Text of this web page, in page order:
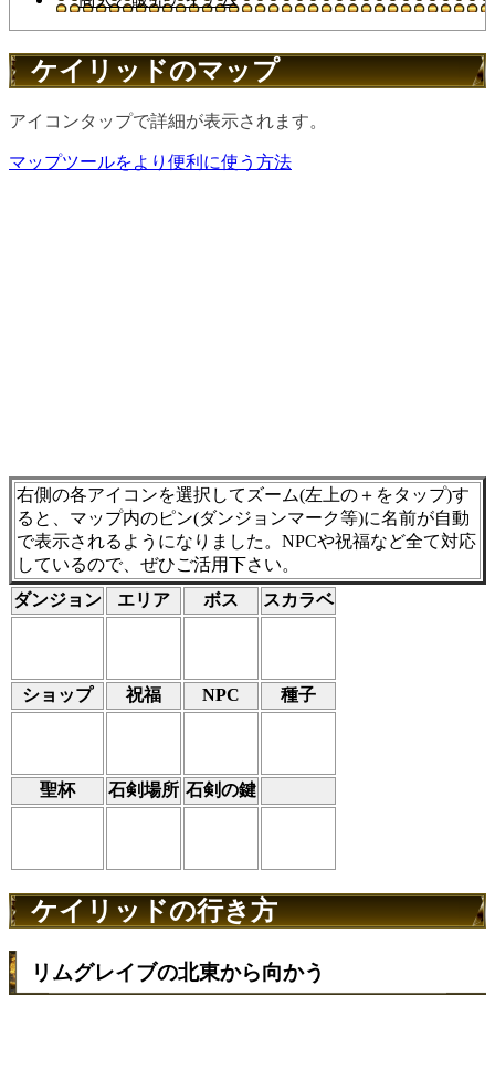
ケイリッドのマップ
アイコンタップで詳細が表示されます。
マップツールをより便利に使う方法
右側の各アイコンを選択してズーム(左上の＋をタップ)す
ると、マップ内のピン(ダンジョンマーク等)に名前が自動
で表示されるようになりました。NPCや祝福など全て対応
しているので、ぜひご活用下さい。
ダンジョン
エリア ボス スカラベ
ショップ 祝福 NPC 種子
聖杯 石剣場所 石剣の鍵
ケイリッドの行き方
リムグレイブの北東から向かう